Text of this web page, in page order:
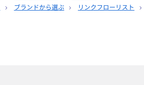
ブランドから選ぶ リンクフローリスト